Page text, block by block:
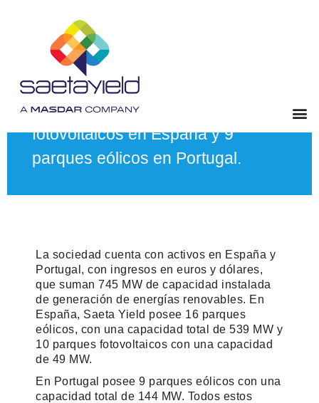
745 MW de energía renovable.
16 parques eólicos, 10 parques
fotovoltaicos en España y 9
parques eólicos en Portugal.
La sociedad cuenta con activos en España y
Portugal, con ingresos en euros y dólares,
que suman 745 MW de capacidad instalada
de generación de energías renovables. En
España, Saeta Yield posee 16 parques
eólicos, con una capacidad total de 539 MW y
10 parques fotovoltaicos con una capacidad
de 49 MW.
En Portugal posee 9 parques eólicos con una
capacidad total de 144 MW. Todos estos